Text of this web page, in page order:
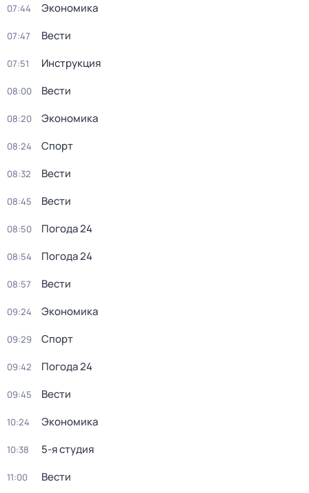
07:44 Экономика
07:47 Вести
07:51 Инструкция
08:00 Вести
08:20 Экономика
08:24 Спорт
08:32 Вести
08:45 Вести
08:50 Погода 24
08:54 Погода 24
08:57 Вести
09:24 Экономика
09:29 Спорт
09:42 Погода 24
09:45 Вести
10:24 Экономика
10:38 5-я студия
11:00 Вести